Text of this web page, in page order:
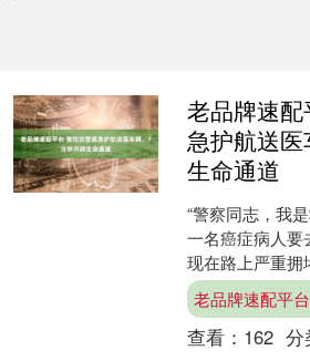
老品牌速
急护航送
生命通道
“警察同志，我
一名癌症病人要
现在路上严重拥
日17时许，普陀
中心的110接处....
老品牌速配平台
查看： 162 分